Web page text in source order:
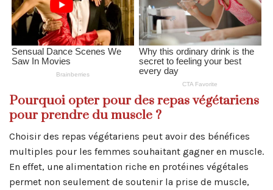
Pourquoi opter pour des repas végétariens
pour prendre du muscle ?
Choisir des repas végétariens peut avoir des bénéfices
multiples pour les femmes souhaitant gagner en muscle.
En effet, une alimentation riche en protéines végétales
permet non seulement de soutenir la prise de muscle,